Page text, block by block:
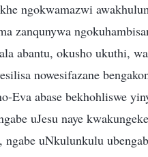
ngokwamazwi
zanqunywa
abantu, okusho ukuthi,
nowesifazane
Eva abase bekhohliswe
uJesu naye
ngabe uNkulunkulu